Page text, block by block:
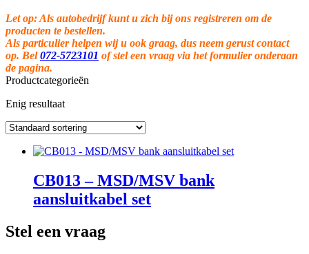
Let op: Als autobedrijf kunt u zich bij ons registreren om de
producten te bestellen.
Als particulier helpen wij u ook graag, dus neem gerust contact
op. Bel072-5723101 of stel een vraag via het formulier onderaan
de pagina.
Productcategorieën
Enig resultaat
CB013 – MSD/MSV bank
aansluitkabel set
Stel een vraag